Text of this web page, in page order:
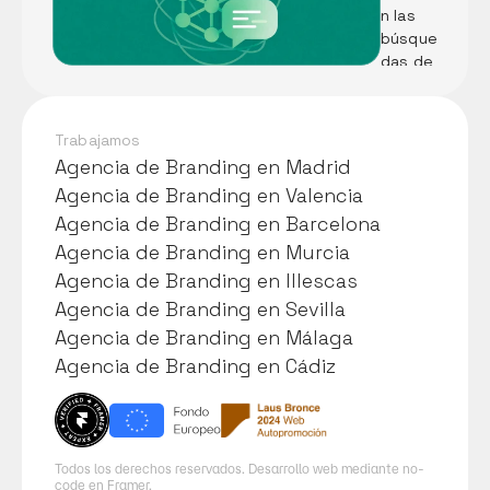
Pescad
ería A.
Martín
n las
búsque
das de
Trabajamos
Agencia de Branding en Madrid
Agencia de Branding en Madrid
Agencia de Branding en Valencia
Agencia de Branding en Valencia
Agencia de Branding en Barcelona
Agencia de Branding en Barcelona
Agencia de Branding en Murcia
Agencia de Branding en Murcia
Agencia de Branding en Illescas
Agencia de Branding en Illescas
Agencia de Branding en Sevilla
Agencia de Branding en Sevilla
Agencia de Branding en Málaga
Agencia de Branding en Málaga
Agencia de Branding en Cádiz
Agencia de Branding en Cádiz
Todos los derechos reservados. Desarrollo web mediante no-
code en Framer.